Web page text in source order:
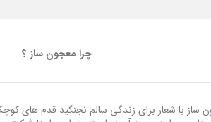
چرا معجون ساز ؟
با شعار برای زندگی سالم نجنگید قدم های کوچک